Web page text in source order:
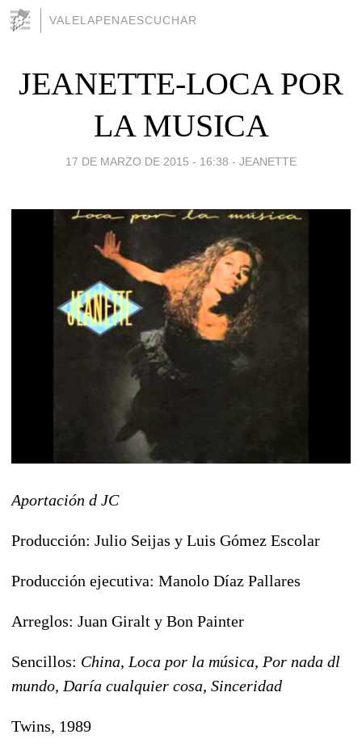
VALELAPENAESCUCHAR
JEANETTE-LOCA POR
LA MUSICA
17 DE MARZO DE 2015 - 16:38 - JEANETTE
Aportación d JC
Producción: Julio Seijas y Luis Gómez Escolar
Producción ejecutiva: Manolo Díaz Pallares
Arreglos: Juan Giralt y Bon Painter
Sencillos: China, Loca por la música, Por nada dl
mundo, Daría cualquier cosa, Sinceridad
Twins, 1989